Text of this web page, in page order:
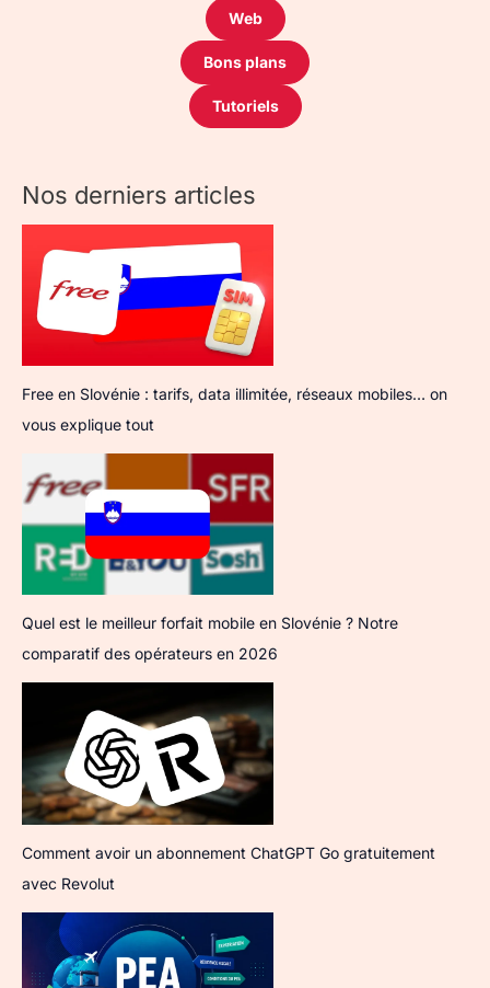
Web
Bons plans
Tutoriels
Nos derniers articles
Free en Slovénie : tarifs, data illimitée, réseaux mobiles… on
vous explique tout
Quel est le meilleur forfait mobile en Slovénie ? Notre
comparatif des opérateurs en 2026
Comment avoir un abonnement ChatGPT Go gratuitement
avec Revolut